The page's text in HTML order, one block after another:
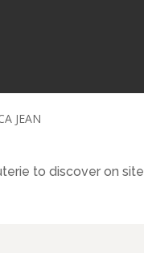
JEAN
to discover on